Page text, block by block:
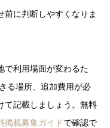
前に判断しやすくなりま
で利用場面が変わるた
る場所、追加費用が必
て記載しましょう。無料
掲載募集ガイドで確認で